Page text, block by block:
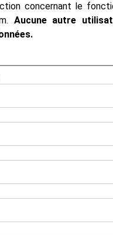
concernant le
Aucune autre